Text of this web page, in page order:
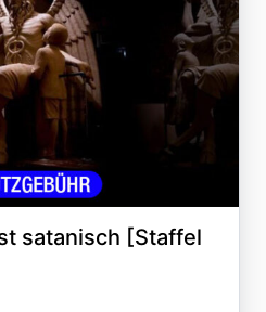
satanisch [Staffel